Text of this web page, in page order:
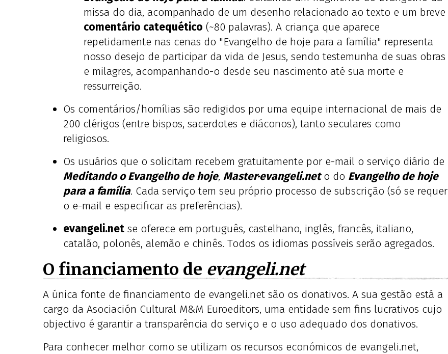
missa do dia, acompanhado de um desenho relacionado ao texto e um breve
comentário catequético (~80 palavras). A criança que aparece
repetidamente nas cenas do "Evangelho de hoje para a família" representa
nosso desejo de participar da vida de Jesus, sendo testemunha de suas obras
e milagres, acompanhando-o desde seu nascimento até sua morte e
ressurreição.
Os comentários/homílias são redigidos por uma equipe internacional de mais de
200 clérigos (entre bispos, sacerdotes e diáconos), tanto seculares como
religiosos.
Os usuários que o solicitam recebem gratuitamente por e-mail o serviço diário de
Meditando o Evangelho de hoje, Master·evangeli.neto do Evangelho de hoje
para a família. Cada serviço tem seu próprio processo de subscrição (só se requer
o e-mail e especificar as preferências).
evangeli.net se oferece em português, castelhano, inglês, francês, italiano,
catalão, polonês, alemão e chinês. Todos os idiomas possíveis serão agregados.
O financiamento de evangeli.net
A única fonte de financiamento de evangeli.net são os donativos. A sua gestão está a
cargo da Asociación Cultural M&M Euroeditors, uma entidade sem fins lucrativos cujo
objectivo é garantir a transparência do serviço e o uso adequado dos donativos.
Para conhecer melhor como se utilizam os recursos económicos de evangeli.net,